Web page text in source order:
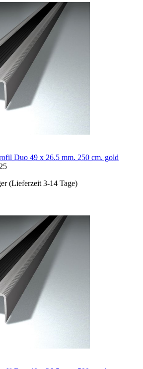
Duo 49 x 26.5 mm. 250 cm. gold
(Lieferzeit 3-14 Tage)